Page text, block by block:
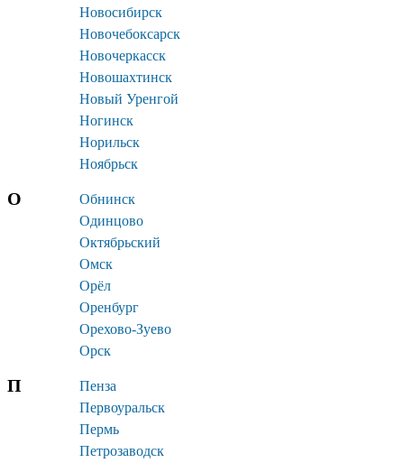
Новосибирск
Новочебоксарск
Новочеркасск
Новошахтинск
Новый Уренгой
Ногинск
Норильск
Ноябрьск
О
Обнинск
Одинцово
Октябрьский
Омск
Орёл
Оренбург
Орехово-Зуево
Орск
П
Пенза
Первоуральск
Пермь
Петрозаводск